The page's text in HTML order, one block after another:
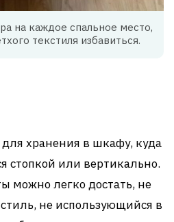
на каждое спальное место,
текстиля избавиться.
для хранения в шкафу, куда
стопкой или вертикально.
можно легко достать, не
не использующийся в